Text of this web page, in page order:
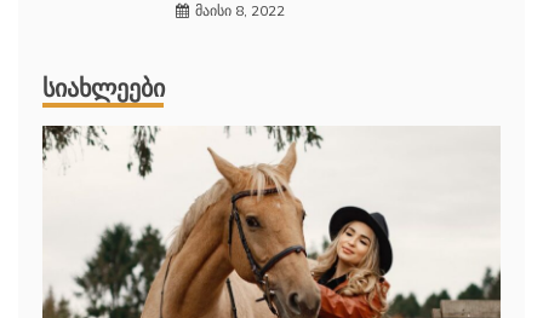
მაისი 8, 2022
ᲡᲘᲐᲮᲚᲔᲔᲑᲘ